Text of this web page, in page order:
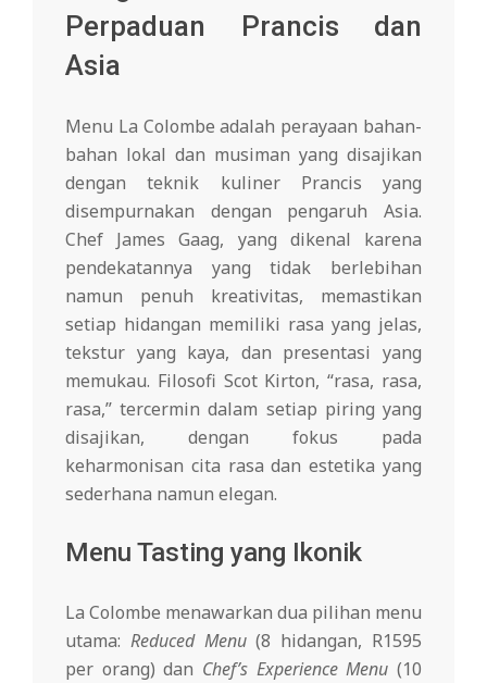
Perpaduan Prancis dan
Asia
Menu La Colombe adalah perayaan bahan-
bahan lokal dan musiman yang disajikan
dengan teknik kuliner Prancis yang
disempurnakan dengan pengaruh Asia.
Chef James Gaag, yang dikenal karena
pendekatannya yang tidak berlebihan
namun penuh kreativitas, memastikan
setiap hidangan memiliki rasa yang jelas,
tekstur yang kaya, dan presentasi yang
memukau. Filosofi Scot Kirton, “rasa, rasa,
rasa,” tercermin dalam setiap piring yang
disajikan, dengan fokus pada
keharmonisan cita rasa dan estetika yang
sederhana namun elegan.
Menu Tasting yang Ikonik
La Colombe menawarkan dua pilihan menu
utama: Reduced Menu(8 hidangan, R1595
per orang) dan Chef’s Experience Menu (10